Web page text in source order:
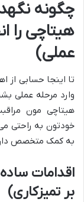
چگونه
هیتاچی را
عملی)
تا اینجا حسابی از
وارد مرحله عملی
هیتاچی مون
خودتون به راحتی
به کمک متخصص
اقدامات
بر تمیزکاری)